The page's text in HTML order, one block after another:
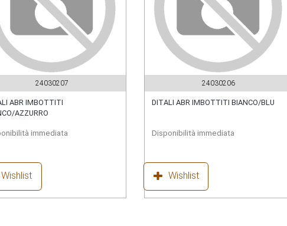
24030207
ABR IMBOTTITI
AZZURRO
immediata
Wishlist
24030206
DITALI ABR IMBOTTITI BIANCO/BLU
Disponibilità immediata
Wishlist